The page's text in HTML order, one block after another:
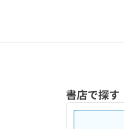
書店で探す